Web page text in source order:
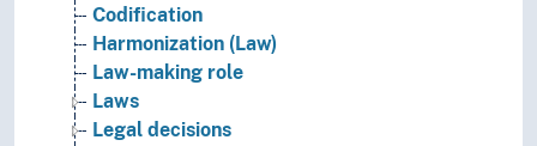
Codification
Harmonization (Law)
Law-making role
Laws
Legal decisions